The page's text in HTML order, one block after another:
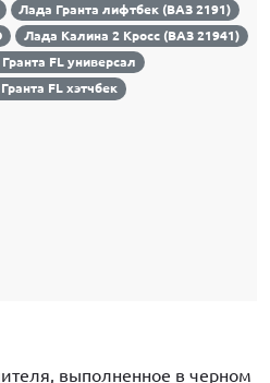
Лада Гранта лифтбек (ВАЗ 2191)
Лада Калина 2 Кросс (ВАЗ 21941)
FL универсал
FL хэтчбек
выполненное в черном